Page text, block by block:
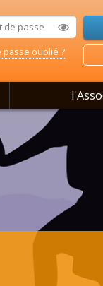
passe oublié ?